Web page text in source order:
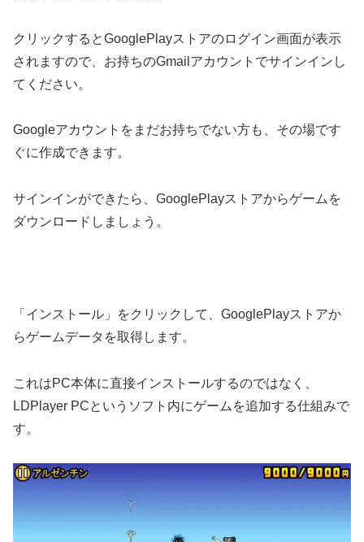
クリックするとGooglePlayストアのログイン画面が表示
されますので、お持ちのGmailアカウントでサインインし
てください。
Googleアカウントをまだお持ちでない方も、その場です
ぐに作成できます。
サインインができたら、GooglePlayストアからゲームを
ダウンロードしましょう。
「インストール」をクリックして、GooglePlayストアか
らゲームデータを取得します。
これはPC本体に直接インストールするのではなく、
LDPlayer PCというソフト内にゲームを追加する仕組みで
す。